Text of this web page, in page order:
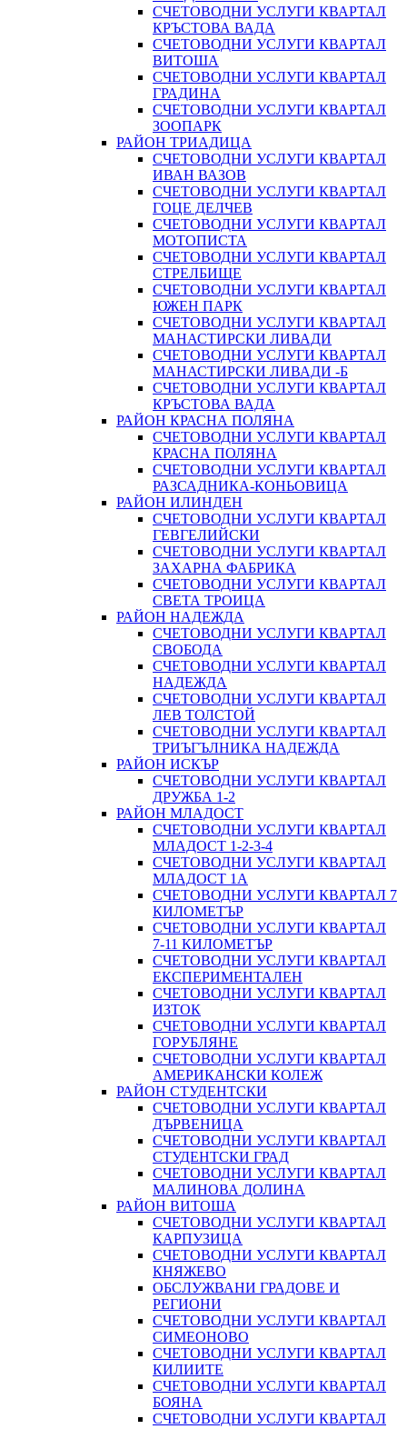
СЧЕТОВОДНИ УСЛУГИ КВАРТАЛ
КРЪСТОВА ВАДА
СЧЕТОВОДНИ УСЛУГИ КВАРТАЛ
ВИТОША
СЧЕТОВОДНИ УСЛУГИ КВАРТАЛ
ГРАДИНА
СЧЕТОВОДНИ УСЛУГИ КВАРТАЛ
ЗООПАРК
РАЙОН ТРИАДИЦА
СЧЕТОВОДНИ УСЛУГИ КВАРТАЛ
ИВАН ВАЗОВ
СЧЕТОВОДНИ УСЛУГИ КВАРТАЛ
ГОЦЕ ДЕЛЧЕВ
СЧЕТОВОДНИ УСЛУГИ КВАРТАЛ
МОТОПИСТА
СЧЕТОВОДНИ УСЛУГИ КВАРТАЛ
СТРЕЛБИЩЕ
СЧЕТОВОДНИ УСЛУГИ КВАРТАЛ
ЮЖЕН ПАРК
СЧЕТОВОДНИ УСЛУГИ КВАРТАЛ
МАНАСТИРСКИ ЛИВАДИ
СЧЕТОВОДНИ УСЛУГИ КВАРТАЛ
МАНАСТИРСКИ ЛИВАДИ -Б
СЧЕТОВОДНИ УСЛУГИ КВАРТАЛ
КРЪСТОВА ВАДА
РАЙОН КРАСНА ПОЛЯНА
СЧЕТОВОДНИ УСЛУГИ КВАРТАЛ
КРАСНА ПОЛЯНА
СЧЕТОВОДНИ УСЛУГИ КВАРТАЛ
РАЗСАДНИКА-КОНЬОВИЦА
РАЙОН ИЛИНДЕН
СЧЕТОВОДНИ УСЛУГИ КВАРТАЛ
ГЕВГЕЛИЙСКИ
СЧЕТОВОДНИ УСЛУГИ КВАРТАЛ
ЗАХАРНА ФАБРИКА
СЧЕТОВОДНИ УСЛУГИ КВАРТАЛ
СВЕТА ТРОИЦА
РАЙОН НАДЕЖДА
СЧЕТОВОДНИ УСЛУГИ КВАРТАЛ
СВОБОДА
СЧЕТОВОДНИ УСЛУГИ КВАРТАЛ
НАДЕЖДА
СЧЕТОВОДНИ УСЛУГИ КВАРТАЛ
ЛЕВ ТОЛСТОЙ
СЧЕТОВОДНИ УСЛУГИ КВАРТАЛ
ТРИЪГЪЛНИКА НАДЕЖДА
РАЙОН ИСКЪР
СЧЕТОВОДНИ УСЛУГИ КВАРТАЛ
ДРУЖБА 1-2
РАЙОН МЛАДОСТ
СЧЕТОВОДНИ УСЛУГИ КВАРТАЛ
МЛАДОСТ 1-2-3-4
СЧЕТОВОДНИ УСЛУГИ КВАРТАЛ
МЛАДОСТ 1А
СЧЕТОВОДНИ УСЛУГИ КВАРТАЛ 7
КИЛОМЕТЪР
СЧЕТОВОДНИ УСЛУГИ КВАРТАЛ
7-11 КИЛОМЕТЪР
СЧЕТОВОДНИ УСЛУГИ КВАРТАЛ
ЕКСПЕРИМЕНТАЛЕН
СЧЕТОВОДНИ УСЛУГИ КВАРТАЛ
ИЗТОК
СЧЕТОВОДНИ УСЛУГИ КВАРТАЛ
ГОРУБЛЯНЕ
СЧЕТОВОДНИ УСЛУГИ КВАРТАЛ
АМЕРИКАНСКИ КОЛЕЖ
РАЙОН СТУДЕНТСКИ
СЧЕТОВОДНИ УСЛУГИ КВАРТАЛ
ДЪРВЕНИЦА
СЧЕТОВОДНИ УСЛУГИ КВАРТАЛ
СТУДЕНТСКИ ГРАД
СЧЕТОВОДНИ УСЛУГИ КВАРТАЛ
МАЛИНОВА ДОЛИНА
РАЙОН ВИТОША
СЧЕТОВОДНИ УСЛУГИ КВАРТАЛ
КАРПУЗИЦА
СЧЕТОВОДНИ УСЛУГИ КВАРТАЛ
КНЯЖЕВО
ОБСЛУЖВАНИ ГРАДОВЕ И
РЕГИОНИ
СЧЕТОВОДНИ УСЛУГИ КВАРТАЛ
СИМЕОНОВО
СЧЕТОВОДНИ УСЛУГИ КВАРТАЛ
КИЛИИТЕ
СЧЕТОВОДНИ УСЛУГИ КВАРТАЛ
БОЯНА
СЧЕТОВОДНИ УСЛУГИ КВАРТАЛ